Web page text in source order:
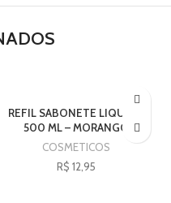
REFIL SABONETE LIQUIDO
500 ML – MORANGO
COSMETICOS
R$ 12,95